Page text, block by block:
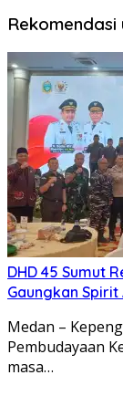
Rekomendasi
DHD 45 Sumut
Gaungkan Spirit
Medan –
Pembudayaan
masa…